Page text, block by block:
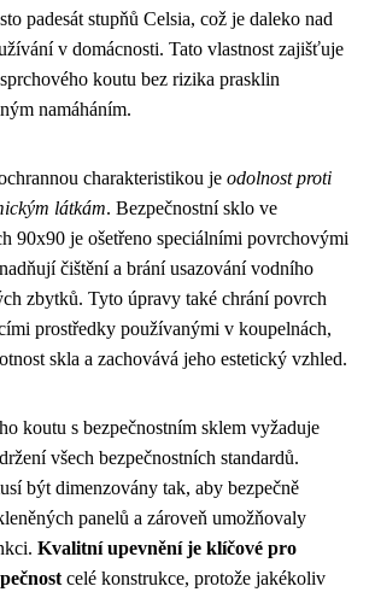
padesát stupňů Celsia, což je daleko nad
v domácnosti. Tato vlastnost zajišťuje
koutu bez rizika prasklin
namáháním.
charakteristikou je odolnost proti
látkám. Bezpečnostní sklo ve
90x90 je ošetřeno speciálními povrchovými
čištění a brání usazování vodního
zbytků. Tyto úpravy také chrání povrch
prostředky používanými v koupelnách,
skla a zachovává jeho estetický vzhled.
koutu s bezpečnostním sklem vyžaduje
všech bezpečnostních standardů.
být dimenzovány tak, aby bezpečně
panelů a zároveň umožňovaly
Kvalitní upevnění je klíčové pro
celé konstrukce, protože jakékoliv